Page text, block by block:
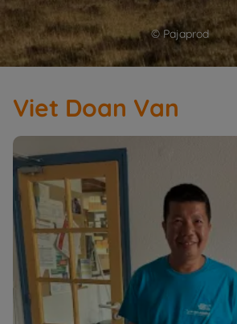
© Pajaprod
Viet Doan Van